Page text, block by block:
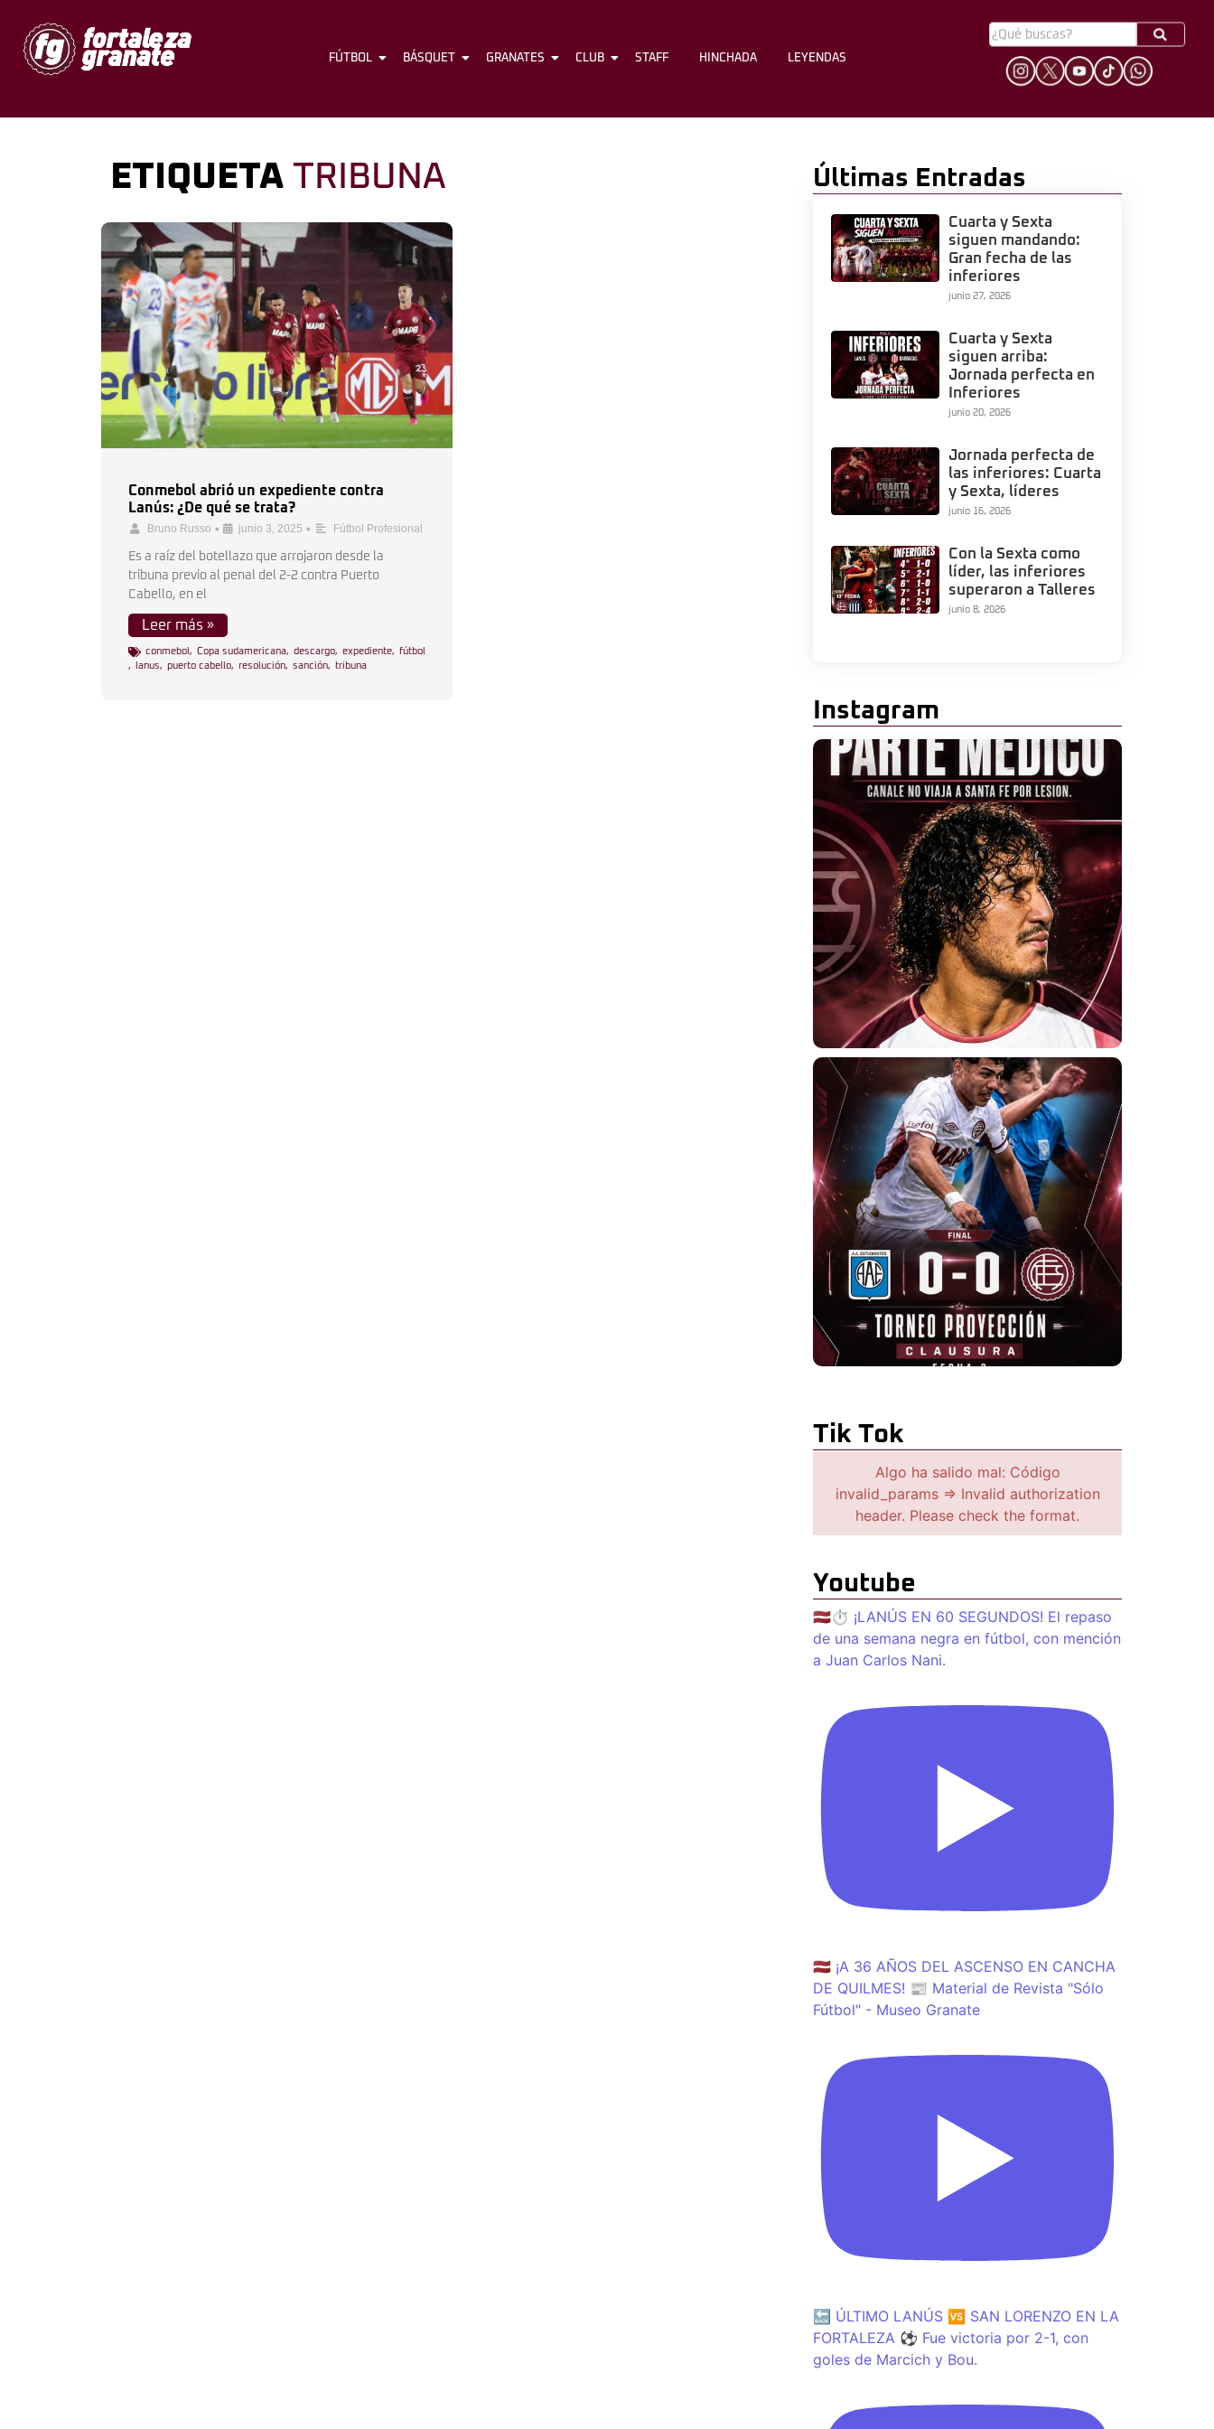
FÚTBOL BÁSQUET GRANATES CLUB STAFF HINCHADA
FÚTBOL BÁSQUET GRANATES CLUB STAFF HINCHADA LEYENDAS
ETIQUETA TRIBUNA
Conmebol abrió un expediente contra
Lanús: ¿De qué se trata?
Bruno Russo • junio 3, 2025 • Fútbol Profesional
Es a raíz del botellazo que arrojaron desde la
tribuna previo al penal del 2-2 contra Puerto
Cabello, en el
Leer más »
conmebol , Copa sudamericana, descargo, expediente, fútbol
,
lanus, puerto cabello, resolución, sanción, tribuna
Últimas Entradas
Cuarta y Sexta
siguen mandando:
Gran fecha de las
inferiores
junio 27, 2026
Cuarta y Sexta
siguen arriba:
Jornada perfecta en
Inferiores
junio 20, 2026
Jornada perfecta de
las inferiores: Cuarta
y Sexta, líderes
junio 16, 2026
Con la Sexta como
líder, las inferiores
superaron a Talleres
junio 8, 2026
Instagram
Tik Tok
Algo ha salido mal: Código
invalid_params => Invalid authorization
header. Please check the format.
Youtube
🇱🇻⏱️ ¡LANÚS EN 60 SEGUNDOS! El repaso
de una semana negra en fútbol, con mención
a Juan Carlos Nani.
🇱🇻 ¡A 36 AÑOS DEL ASCENSO EN CANCHA
DE QUILMES! 📰 Material de Revista "Sólo
Fútbol" - Museo Granate
🔙 ÚLTIMO LANÚS 🆚 SAN LORENZO EN LA
FORTALEZA ⚽️ Fue victoria por 2-1, con
goles de Marcich y Bou.